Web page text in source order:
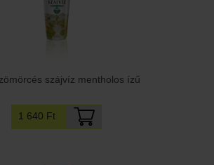
szájvíz mentholos ízű
1 640 Ft